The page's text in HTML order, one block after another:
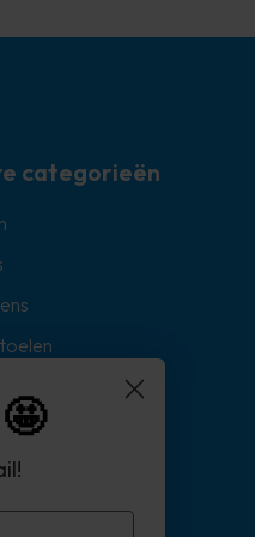
categorieën